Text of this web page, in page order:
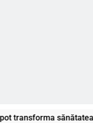
cavității bucale?